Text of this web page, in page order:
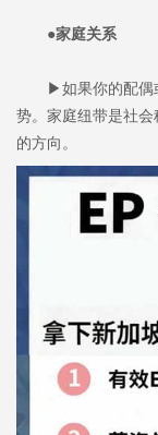
●家庭关系
▶如果你的配偶或
势。家庭纽带是社
的方向。